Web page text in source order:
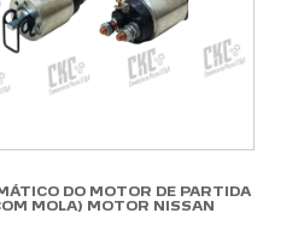
DO MOTOR DE PARTIDA
MOLA) MOTOR NISSAN